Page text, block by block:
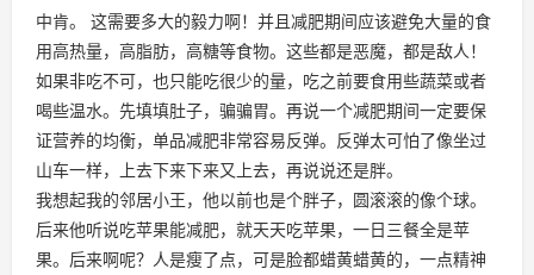
中肯。 这需要多大的毅力啊！并且减肥期间应该避免大量的食
用高热量，高脂肪，高糖等食物。这些都是恶魔，都是敌人！
如果非吃不可，也只能吃很少的量，吃之前要食用些蔬菜或者
喝些温水。先填填肚子，骗骗胃。再说一个减肥期间一定要保
证营养的均衡，单品减肥非常容易反弹。反弹太可怕了像坐过
山车一样，上去下来下来又上去，再说说还是胖。
我想起我的邻居小王，他以前也是个胖子，圆滚滚的像个球。
后来他听说吃苹果能减肥，就天天吃苹果，一日三餐全是苹
果。后来啊呢？人是瘦了点，可是脸都蜡黄蜡黄的，一点精神